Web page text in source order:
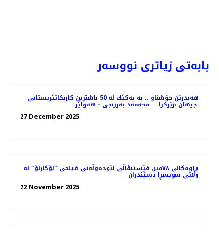
بابەتی زیاتری نووسەر
هه‌ندرێن خۆشناو .. به‌ یه‌كێك له‌ 50 باشترین كاریكاتێریستانی
جیهان بژێركرا ... محه‌مه‌د به‌رزنجی - هه‌ولێر.
27 December 2025
براوه‌کانی ٧٨مین فێستیڤاڵی نێوده‌وڵه‌تی فیلمی "لۆکارنۆ" له
وڵاتی سویسڕا ناسێندران
22 November 2025